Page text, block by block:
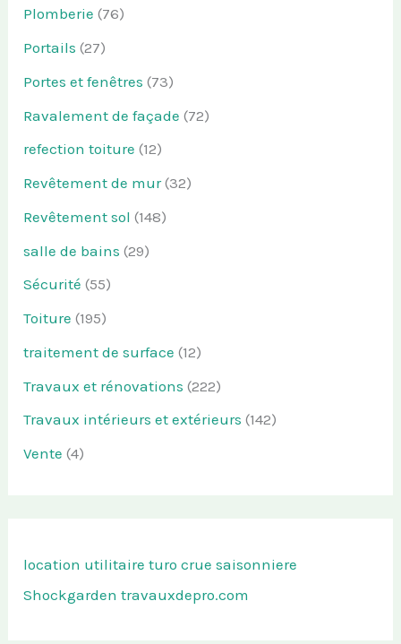
Plomberie (76)
Portails (27)
Portes et fenêtres (73)
Ravalement de façade (72)
refection toiture (12)
Revêtement de mur(32)
Revêtement sol (148)
salle de bains (29)
Sécurité (55)
Toiture (195)
traitement de surface (12)
Travaux et rénovations (222)
Travaux intérieurs et extérieurs (142)
Vente (4)
location utilitaire turo crue saisonniere
Shockgarden travauxdepro.com